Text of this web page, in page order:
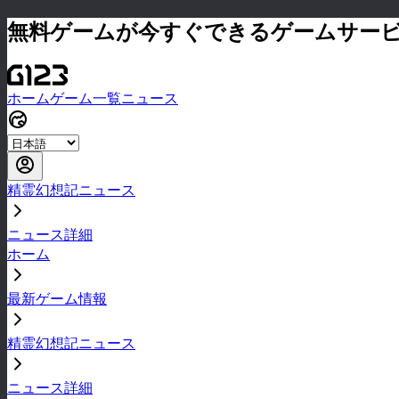
無料ゲームが今すぐできるゲームサー
ホームゲーム一覧ニュース
精霊幻想記ニュース
ニュース詳細
ホーム
最新ゲーム情報
精霊幻想記ニュース
ニュース詳細